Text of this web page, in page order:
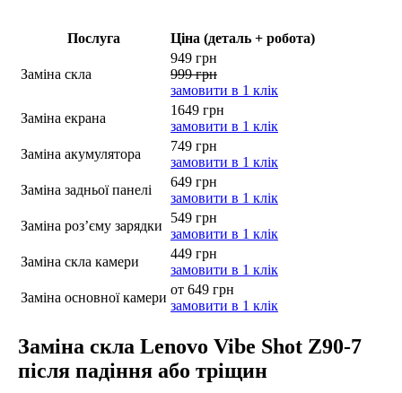
Послуга Ціна (деталь + робота)
Заміна скла
949 грн
999 грн
замовити в 1 клік
Заміна екрана
1649 грн
замовити в 1 клік
Заміна акумулятора
749 грн
замовити в 1 клік
Заміна задньої панелі
649 грн
замовити в 1 клік
Заміна роз’єму зарядки
549 грн
замовити в 1 клік
Заміна скла камери
449 грн
замовити в 1 клік
Заміна основної камери
от 649 грн
замовити в 1 клік
Заміна скла Lenovo Vibe Shot Z90-7
після падіння або тріщин